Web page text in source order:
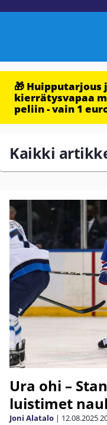
🎁 Huipputarjous
kierrätysvapaa
peliin - vain 1
Kaikki
Ura ohi –
luistimet
Joni Alatalo | 12.08.2025